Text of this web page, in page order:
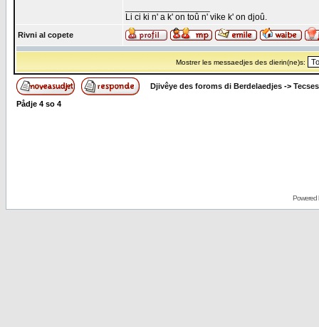
Li ci ki n' a k' on toû n' vike k' on djoû.
Rivni al copete
Mostrer les messaedjes des dierin(ne)s:
Djivêye des foroms di Berdelaedjes ->
Pådje 4 so 4
Powered